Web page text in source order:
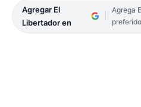
Agregar El
Libertador en
Agrega